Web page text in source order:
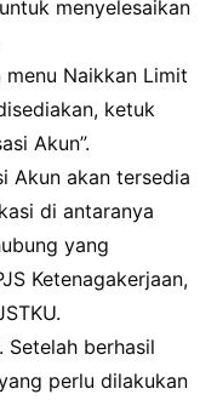
menyelesaikan
menu Naikkan Limit
ketuk
Akun”.
Akun akan tersedia
di antaranya
yang
Ketenagakerjaan,
. Setelah berhasil
perlu dilakukan